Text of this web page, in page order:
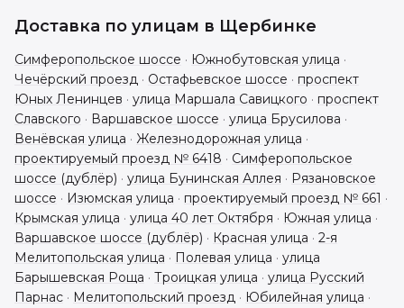
Доставка по улицам в Щербинке
Симферопольское шоссе · Южнобутовская улица ·
Чечёрский проезд · Остафьевское шоссе · проспект
Юных Ленинцев · улица Маршала Савицкого · проспект
Славского · Варшавское шоссе · улица Брусилова ·
Венёвская улица · Железнодорожная улица ·
проектируемый проезд № 6418 · Симферопольское
шоссе (дублёр) · улица Бунинская Аллея · Рязановское
шоссе · Изюмская улица · проектируемый проезд № 661 ·
Крымская улица · улица 40 лет Октября · Южная улица ·
Варшавское шоссе (дублёр) · Красная улица · 2-я
Мелитопольская улица · Полевая улица · улица
Барышевская Роща · Троицкая улица · улица Русский
Парнас · Мелитопольский проезд · Юбилейная улица ·